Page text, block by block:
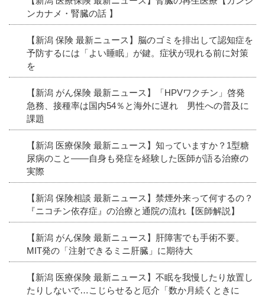
ンカナメ・腎臓の話 】
【新潟 保険 最新ニュース】脳のゴミを排出して認知症を
予防するには「よい睡眠」が鍵。症状が現れる前に対策
を
【新潟 がん保険 最新ニュース】「HPVワクチン」啓発
急務、接種率は国内54％と海外に遅れ 男性への普及に
課題
【新潟 医療保険 最新ニュース】知っていますか？1型糖
尿病のこと――自身も発症を経験した医師が語る治療の
実際
【新潟 保険相談 最新ニュース】禁煙外来って何するの？
『ニコチン依存症』の治療と通院の流れ【医師解説】
【新潟 がん保険 最新ニュース】肝障害でも手術不要。
MIT発の「注射できるミニ肝臓」に期待大
【新潟 医療保険 最新ニュース】不眠を我慢したり放置し
たりしないで…こじらせると厄介「数か月続くときに